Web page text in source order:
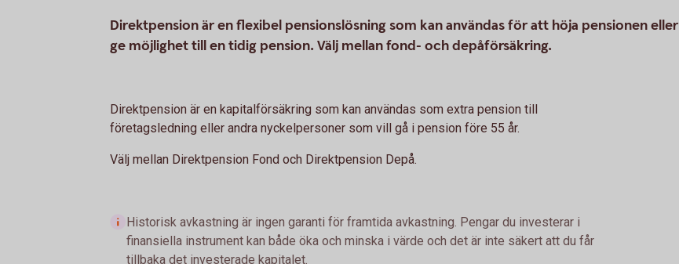
Direktpension är en flexibel pensionslösning som kan användas för att höja pensionen eller
ge möjlighet till en tidig pension. Välj mellan fond- och depåförsäkring.
Direktpension är en kapitalförsäkring som kan användas som extra pension till
företagsledning eller andra nyckelpersoner som vill gå i pension före 55 år.
Välj mellan Direktpension Fond och Direktpension Depå.
Historisk avkastning är ingen garanti för framtida avkastning. Pengar du investerar i
finansiella instrument kan både öka och minska i värde och det är inte säkert att du får
tillbaka det investerade kapitalet.